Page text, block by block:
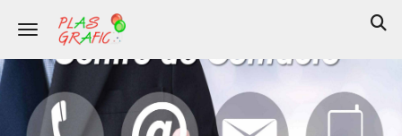
Toggle navigation